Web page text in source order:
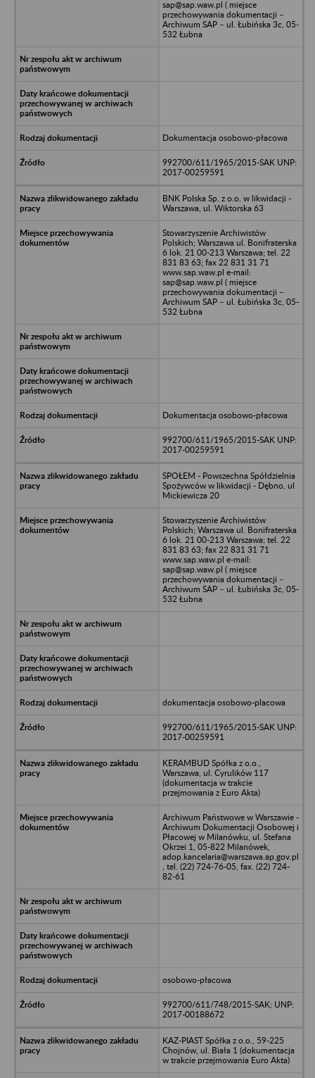
sap@sap.waw.pl ( miejsce
przechowywania dokumentacji –
Archiwum SAP – ul. Łubińska 3c, 05-
532 Łubna
Dokumentacja osobowo-płacowa
992700/611/1965/2015-SAK UNP:
2017-00259591
BNK Polska Sp. z o.o. w likwidacji -
Warszawa, ul. Wiktorska 63
Stowarzyszenie Archiwistów
Polskich; Warszawa ul. Bonifraterska
6 lok. 21 00-213 Warszawa; tel. 22
831 83 63; fax 22 831 31 71
www.sap.waw.pl e-mail:
sap@sap.waw.pl ( miejsce
przechowywania dokumentacji –
Archiwum SAP – ul. Łubińska 3c, 05-
532 Łubna
Dokumentacja osobowo-płacowa
992700/611/1965/2015-SAK UNP:
2017-00259591
SPOŁEM - Powszechna Spółdzielnia
Spożywców w likwidacji - Dębno, ul
Mickiewicza 20
Stowarzyszenie Archiwistów
Polskich; Warszawa ul. Bonifraterska
6 lok. 21 00-213 Warszawa; tel. 22
831 83 63; fax 22 831 31 71
www.sap.waw.pl e-mail:
sap@sap.waw.pl ( miejsce
przechowywania dokumentacji –
Archiwum SAP – ul. Łubińska 3c, 05-
532 Łubna
dokumentacja osobowo-placowa
992700/611/1965/2015-SAK UNP:
2017-00259591
KERAMBUD Spółka z o.o.,
Warszawa, ul. Cyrulików 117
(dokumentacja w trakcie
przejmowania z Euro Akta)
Archiwum Państwowe w Warszawie -
Archiwum Dokumentacji Osobowej i
Płacowej w Milanówku, ul. Stefana
Okrzei 1, 05-822 Milanówek,
adop.kancelaria@warszawa.ap.gov.pl
, tel. (22) 724-76-05, fax. (22) 724-
82-61
osobowo-płacowa
992700/611/748/2015-SAK; UNP:
2017-00188672
KAZ-PIAST Spółka z o.o., 59-225
Chojnów, ul. Biała 1 (dokumentacja
w trakcie przejmowania Euro Akta)